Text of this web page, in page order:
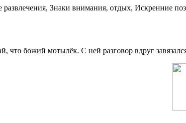
Знаки внимания, отдых, Искренние
что божий мотылёк. С ней разговор вдруг